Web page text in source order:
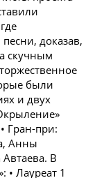
доказав,
скучным
были
и двух
Гран-при:
Анны
В
Лауреат 1